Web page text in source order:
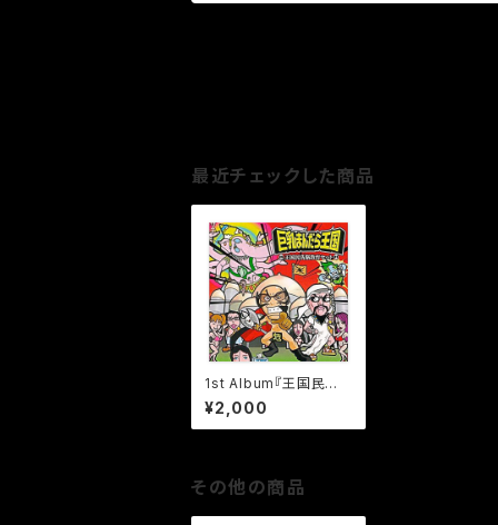
最近チェックした商品
1st Album『王国民洗
脳教育セット』
¥2,000
その他の商品